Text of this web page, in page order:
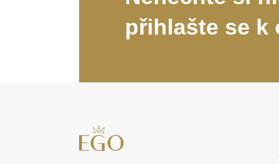
přihlašte se k